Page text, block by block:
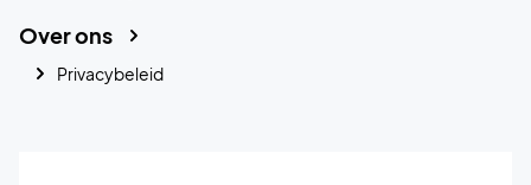
Over ons
Privacybeleid